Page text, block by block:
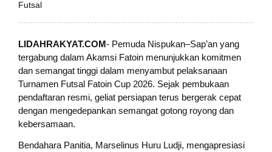
Futsal
LIDAHRAKYAT.COM- Pemuda Nispukan–Sap’an yang
tergabung dalam Akamsi Fatoin menunjukkan komitmen
dan semangat tinggi dalam menyambut pelaksanaan
Turnamen Futsal Fatoin Cup 2026. Sejak pembukaan
pendaftaran resmi, geliat persiapan terus bergerak cepat
dengan mengedepankan semangat gotong royong dan
kebersamaan.
Bendahara Panitia, Marselinus Huru Ludji, mengapresiasi